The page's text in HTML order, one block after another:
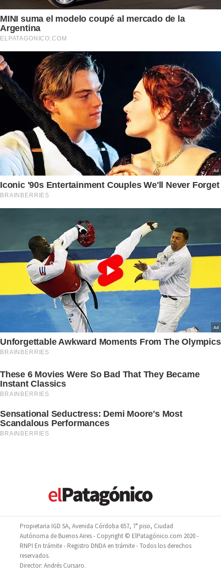
Propietaria IGD SA, Avenida Córdoba 657, 7° piso, Ciudad
Autónoma de Buenos Aires - Copyright © ElPatagónico.com 2020 -
RNPI En trámite - Registro DNDA en trámite - Todos los derechos
reservados.
Director: Andrés Cursaro.